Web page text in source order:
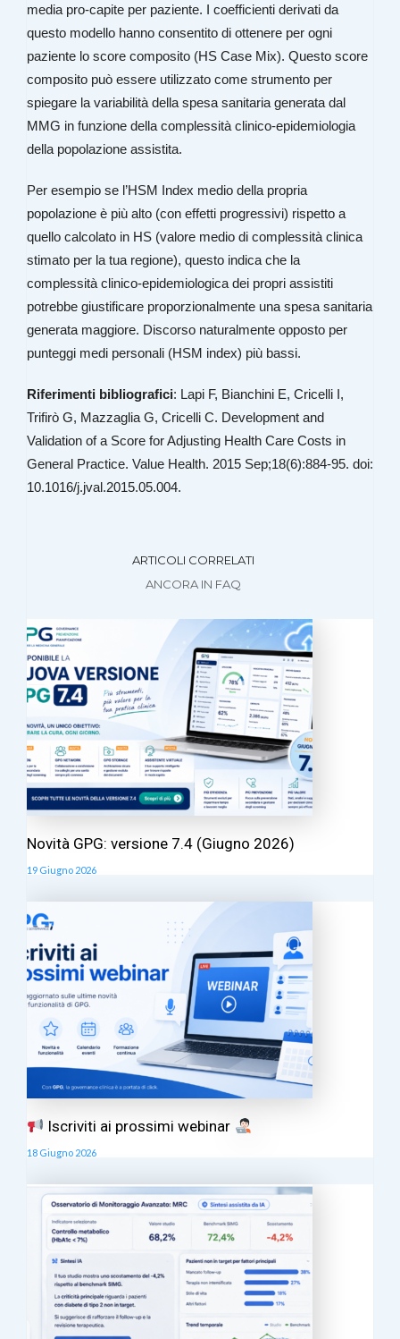
media pro-capite per paziente. I coefficienti derivati da
questo modello hanno consentito di ottenere per ogni
paziente lo score composito (HS Case Mix). Questo score
composito può essere utilizzato come strumento per
spiegare la variabilità della spesa sanitaria generata dal
MMG in funzione della complessità clinico-epidemiologia
della popolazione assistita.
Per esempio se l’HSM Index medio della propria
popolazione è più alto (con effetti progressivi) rispetto a
quello calcolato in HS (valore medio di complessità clinica
stimato per la tua regione), questo indica che la
complessità clinico-epidemiologica dei propri assistiti
potrebbe giustificare proporzionalmente una spesa sanitaria
generata maggiore. Discorso naturalmente opposto per
punteggi medi personali (HSM index) più bassi.
Riferimenti bibliografici: Lapi F, Bianchini E, Cricelli I,
Trifirò G, Mazzaglia G, Cricelli C. Development and
Validation of a Score for Adjusting Health Care Costs in
General Practice. Value Health. 2015 Sep;18(6):884-95. doi:
10.1016/j.jval.2015.05.004.
ARTICOLI CORRELATI
ANCORA IN FAQ
Novità GPG: versione 7.4 (Giugno 2026)
19 Giugno 2026
Iscriviti ai prossimi webinar
18 Giugno 2026